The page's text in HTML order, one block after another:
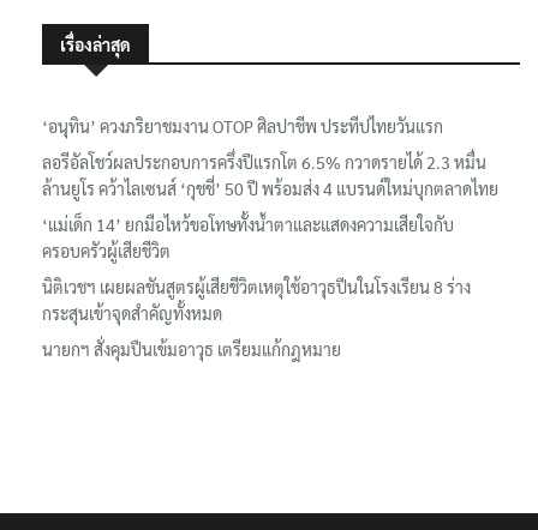
‘อนุทิน’ ควงภริยาชมงาน OTOP ศิลปาชีพ ประทีปไทยวันแรก
ลอรีอัลโชว์ผลประกอบการครึ่งปีแรกโต 6.5% กวาดรายได้ 2.3 หมื่น
ล้านยูโร คว้าไลเซนส์ ‘กุชชี่’ 50 ปี พร้อมส่ง 4 แบรนด์ใหม่บุกตลาดไทย
‘แม่เด็ก 14’ ยกมือไหว้ขอโทษทั้งน้ำตาและแสดงความเสียใจกับ
ครอบครัวผู้เสียชีวิต
นิติเวชฯ เผยผลชันสูตรผู้เสียชีวิตเหตุใช้อาวุธปืนในโรงเรียน 8 ร่าง
กระสุนเข้าจุดสำคัญทั้งหมด